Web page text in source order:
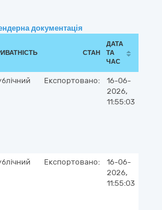
документація
СТАН
ДАТА
ТА
ЧАС
Експортовано:
16-06-
2026,
11:55:03
Експортовано:
16-06-
2026,
11:55:03